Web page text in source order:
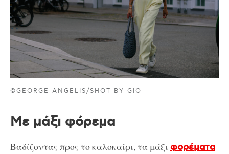
©GEORGE ANGELIS/SHOT BY GIO
Με μάξι φόρεμα
Βαδίζοντας προς το καλοκαίρι, τα μάξι φορέματα